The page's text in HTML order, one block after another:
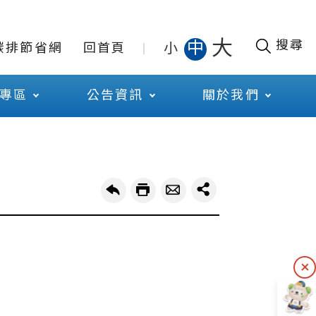
排節省網 回首頁 小 中 大 搜尋
區 公告資訊 關於我們